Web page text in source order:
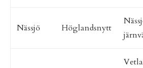
Nässjö Höglandsnytt